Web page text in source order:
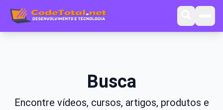
Busca
Encontre vídeos, cursos, artigos, produtos e